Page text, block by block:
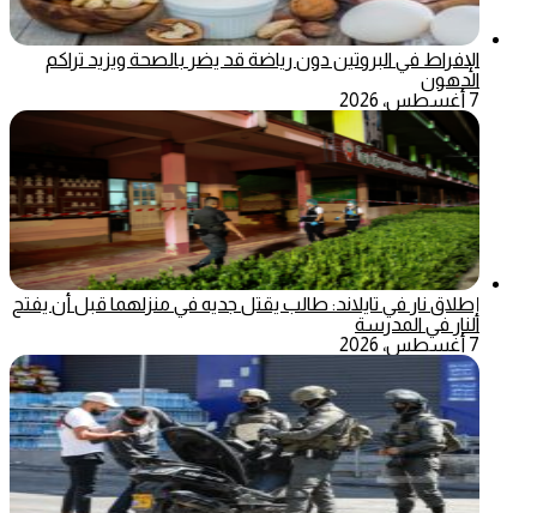
الإفراط في البروتين دون رياضة قد يضر بالصحة ويزيد تراكم
الدهون
7 أغسطس، 2026
إطلاق نار في تايلاند: طالب يقتل جديه في منزلهما قبل أن يفتح
النار في المدرسة
7 أغسطس، 2026